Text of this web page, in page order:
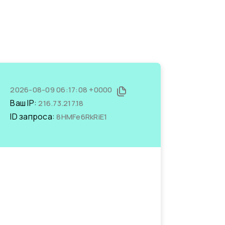
2026-08-09 06:17:08 +0000
Ваш IP:216.73.217.18
ID запроса:8HMFe6RkRiE1